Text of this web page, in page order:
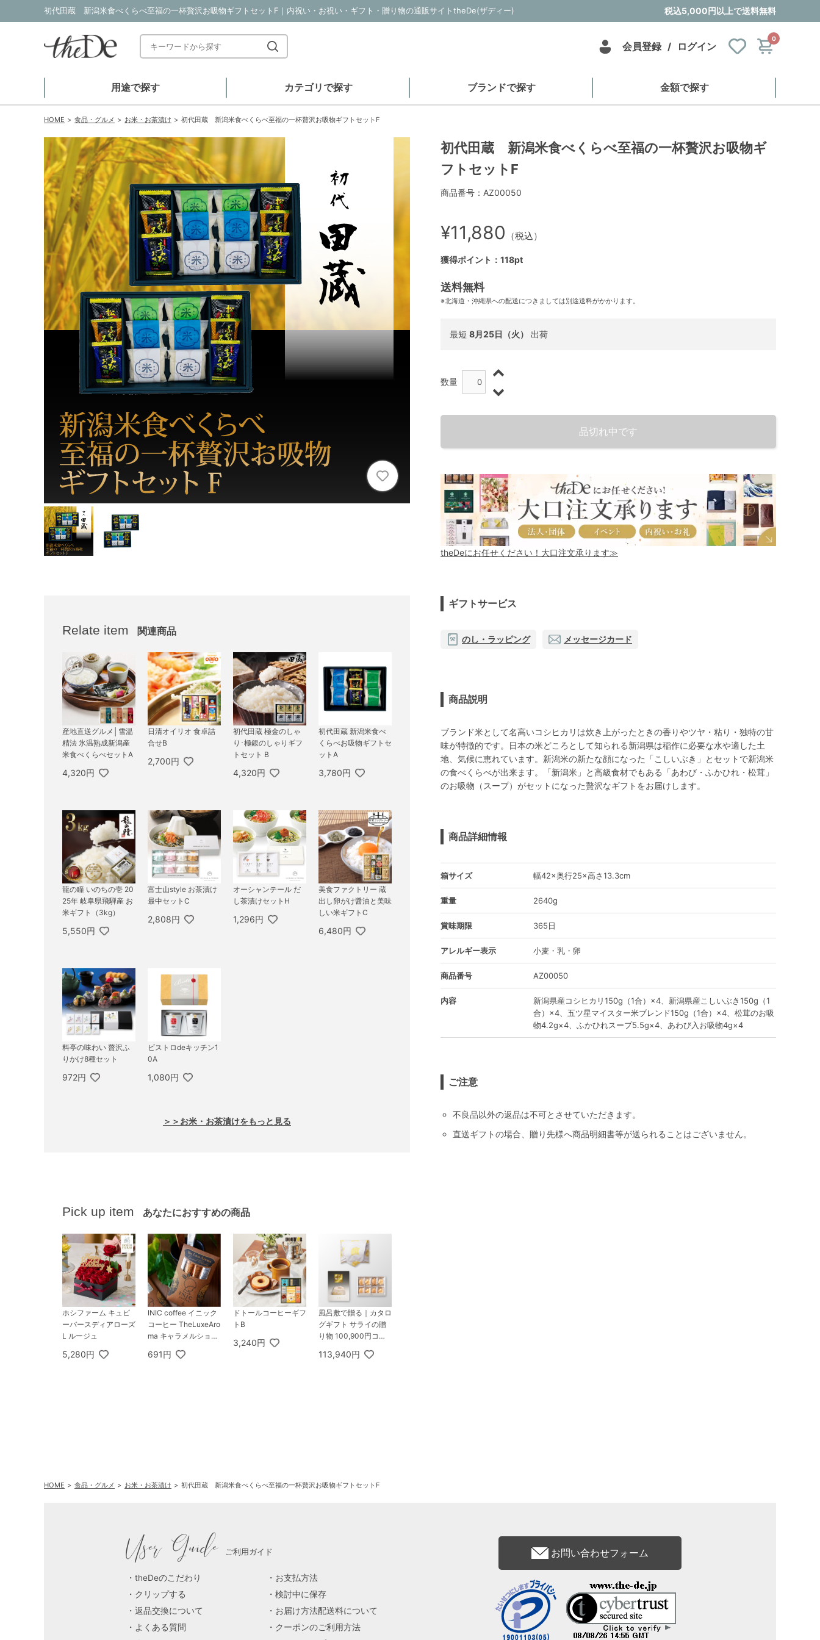
初代田蔵 新潟米食べくらべ至福の一杯贅沢お吸物ギフトセットF｜内祝い・お祝い・ギフト・贈り物の通販サイトtheDe(ザディー) 税込5,000円以上で送料無料
会員登録 / ログイン
0
用途で探す カテゴリで探す ブランドで探す 金額で探す
HOME 食品・グルメ お米・お茶漬け 初代田蔵 新潟米食べくらべ至福の一杯贅沢お吸物ギフトセットF
Relate item 関連商品
産地直送グルメ│雪温
精法 氷温熟成新潟産
米食べくらべセットA
4,320円
日清オイリオ 食卓詰
合せB
2,700円
初代田蔵 極金のしゃ
り･極銀のしゃりギフ
トセット B
4,320円
初代田蔵 新潟米食べ
くらべお吸物ギフトセ
ットA
3,780円
龍の瞳 いのちの壱 20
25年 岐阜県飛騨産 お
米ギフト（3kg）
5,550円
富士山style お茶漬け
最中セットC
2,808円
オーシャンテール だ
し茶漬けセットH
1,296円
美食ファクトリー 蔵
出し卵がけ醤油と美味
しい米ギフトC
6,480円
料亭の味わい 贅沢ふ
りかけ8種セット
972円
ビストロdeキッチン1
0A
1,080円
＞＞お米・お茶漬けをもっと見る
Pick up item あなたにおすすめの商品
ホシファーム キュビ
ーバースディアローズ
L ルージュ
5,280円
INIC coffee イニック
コーヒー TheLuxeAro
ma キャラメルショコ
送
691円
ドトールコーヒーギフ
トB
3,240円
風呂敷で贈る｜カタロ
グギフト サライの贈
り物 100,900円コー
中セットD
113,940円
初代田蔵 新潟米食べくらべ至福の一杯贅沢お吸物ギ
フトセットF
商品番号：AZ00050
¥11,880 （税込）
獲得ポイント：118pt
送料無料
※北海道・沖縄県への配送につきましては別途送料がかかります。
最短 8月25日（火） 出荷
数量
品切れ中です
theDeにお任せください！大口注文承ります≫
ギフトサービス
のし・ラッピング メッセージカード
商品説明
ブランド米として名高いコシヒカリは炊き上がったときの香りやツヤ・粘り・独特の甘
味が特徴的です。日本の米どころとして知られる新潟県は稲作に必要な水や適した土
地、気候に恵れています。新潟米の新たな顔になった「こしいぶき」とセットで新潟米
の食べくらべが出来ます。「新潟米」と高級食材でもある「あわび・ふかひれ・松茸」
のお吸物（スープ）がセットになった贅沢なギフトをお届けします。
商品詳細情報
箱サイズ 幅42×奥行25×高さ13.3cm
重量 2640g
賞味期限 365日
アレルギー表示 小麦・乳・卵
商品番号 AZ00050
内容
新潟県産コシヒカリ150g（1合）×4、新潟県産こしいぶき150g（1
合）×4、五ツ星マイスター米ブレンド150g（1合）×4、松茸のお吸
物4.2g×4、ふかひれスープ5.5g×4、あわび入お吸物4g×4
ご注意
不良品以外の返品は不可とさせていただきます。
直送ギフトの場合、贈り先様へ商品明細書等が送られることはございません。
HOME 食品・グルメ お米・お茶漬け 初代田蔵 新潟米食べくらべ至福の一杯贅沢お吸物ギフトセットF
User Guide ご利用ガイド
theDeのこだわり
お支払方法
クリップする
検討中に保存
返品交換について
お届け方法配送料について
よくある質問
クーポンのご利用方法
お問い合わせフォーム